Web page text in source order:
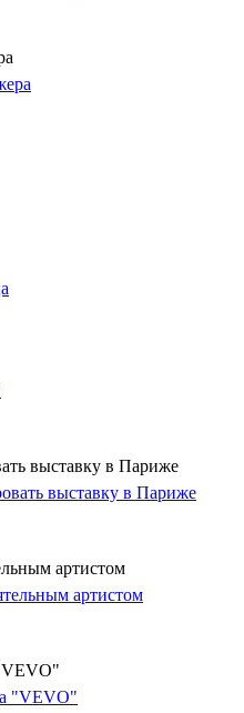
выставку в Париже
артистом